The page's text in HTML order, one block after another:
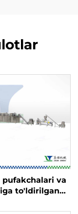
pufakchalari va
to'ldirilgan
liniyasi